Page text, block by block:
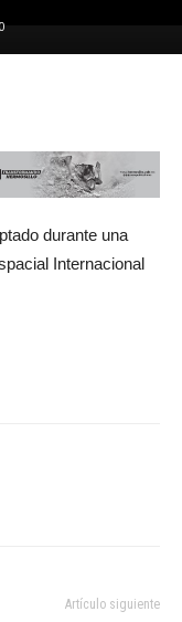
0
durante una
Internacional
Artículo siguiente